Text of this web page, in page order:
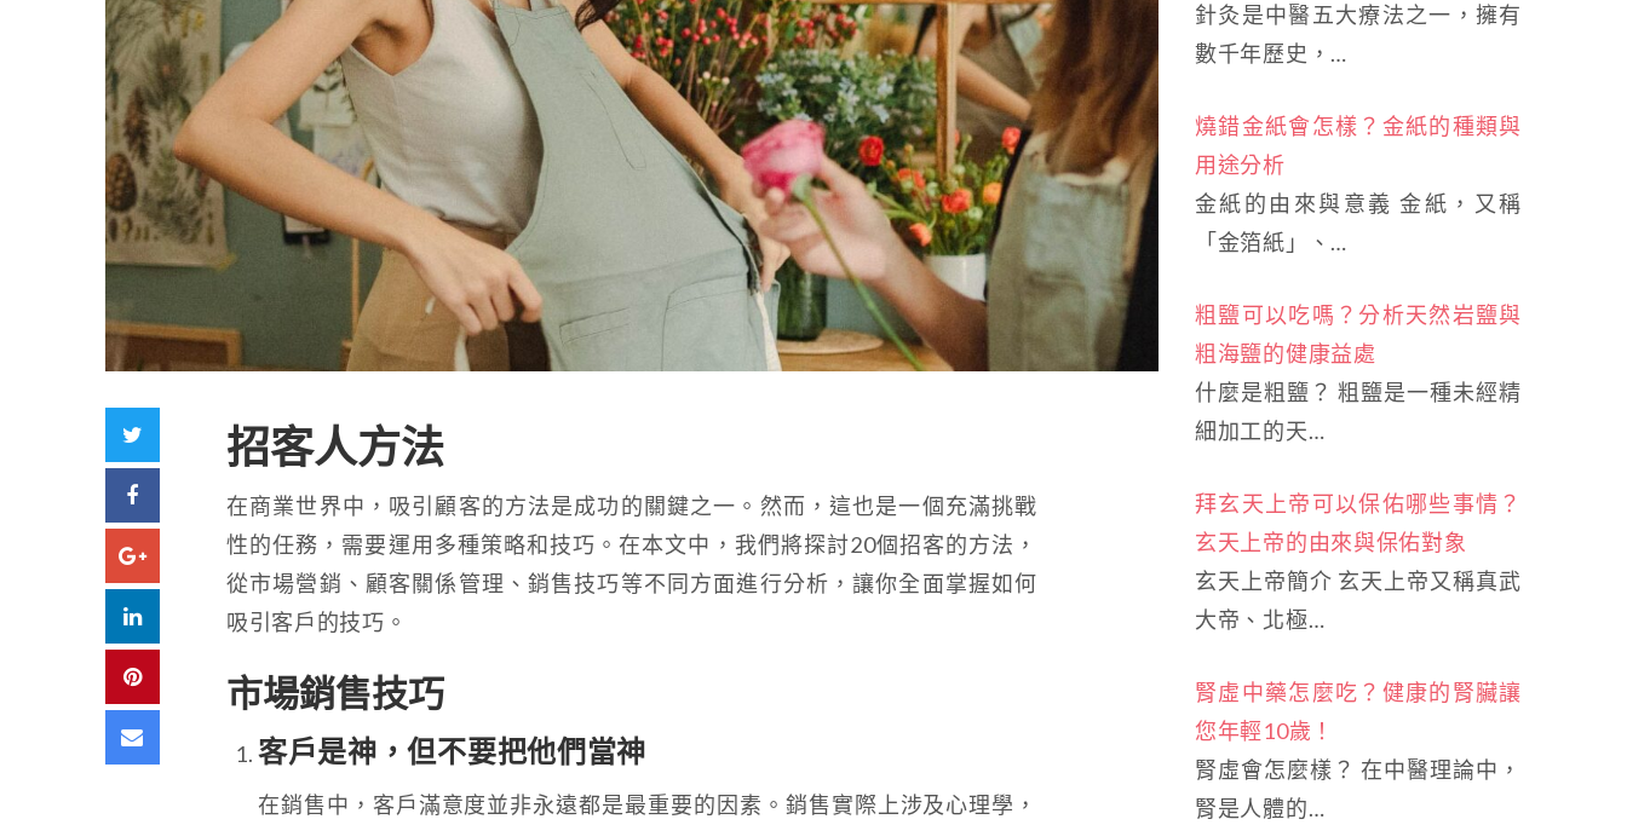
Facebook
Google+
LinkedIn
Pinterest
Email
招客人方法
在商業世界中，吸引顧客的方法是成功的關鍵之一。然而，這也是一個充滿挑戰
性的任務，需要運用多種策略和技巧。在本文中，我們將探討20個招客的方法，
從市場營銷、顧客關係管理、銷售技巧等不同方面進行分析，讓你全面掌握如何
吸引客戶的技巧。
市場銷售技巧
客戶是神，但不要把他們當神
在銷售中，客戶滿意度並非永遠都是最重要的因素。銷售實際上涉及心理學，
針灸是中醫五大療法之一，擁有
數千年歷史，…
燒錯金紙會怎樣？金紙的種類與
用途分析
金紙的由來與意義 金紙，又稱
「金箔紙」、…
粗鹽可以吃嗎？分析天然岩鹽與
粗海鹽的健康益處
什麼是粗鹽？ 粗鹽是一種未經精
細加工的天…
拜玄天上帝可以保佑哪些事情？
玄天上帝的由來與保佑對象
玄天上帝簡介 玄天上帝又稱真武
大帝、北極…
腎虛中藥怎麼吃？健康的腎臟讓
您年輕10歲！
腎虛會怎麼樣？ 在中醫理論中，
腎是人體的…